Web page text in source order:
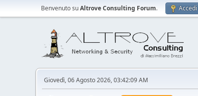
Benvenuto suAltrove Consulting Forum. Accedi
Giovedì, 06 Agosto 2026, 03:42:09 AM